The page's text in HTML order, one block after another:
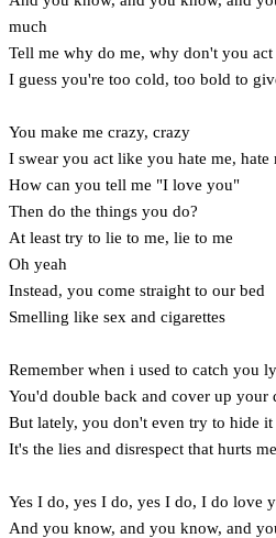
much
Tell me why do me, why don't you
I guess you're too cold, too bold to
You make me crazy, crazy
I swear you act like you hate me, hate
How can you tell me "I love you"
Then do the things you do?
At least try to lie to me, lie to me
Oh yeah
Instead, you come straight to our bed
Smelling like sex and cigarettes
Remember when i used to catch you
You'd double back and cover up your
But lately, you don't even try to hide it
It's the lies and disrespect that hurts
Yes I do, yes I do, yes I do, I do love
And you know, and you know, and